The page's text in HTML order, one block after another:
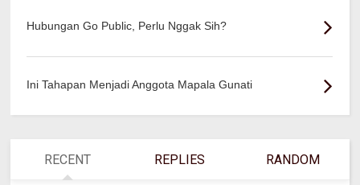
Hubungan Go Public, Perlu Nggak Sih?
Ini Tahapan Menjadi Anggota Mapala Gunati
RECENT REPLIES RANDOM